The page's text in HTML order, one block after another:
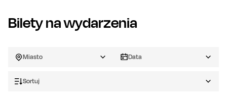
Bilety na wydarzenia
Miasto Data
Sortuj